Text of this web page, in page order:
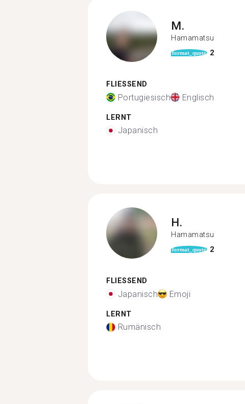
M.
Hamamatsu
format_quote 2
FLIESSEND
Portugiesisch Englisch
LERNT
Japanisch
H.
Hamamatsu
format_quote 2
FLIESSEND
Japanisch Emoji
LERNT
Rumänisch